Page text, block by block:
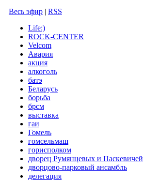
Весь эфир | RSS
Life:)
ROCK-CENTER
Velcom
Авария
акция
алкоголь
батэ
Беларусь
борьба
брсм
выставка
гаи
Гомель
гомсельмаш
горисполком
дворец Румянцевых и Паскевичей
дворцово-парковый ансамбль
делегация